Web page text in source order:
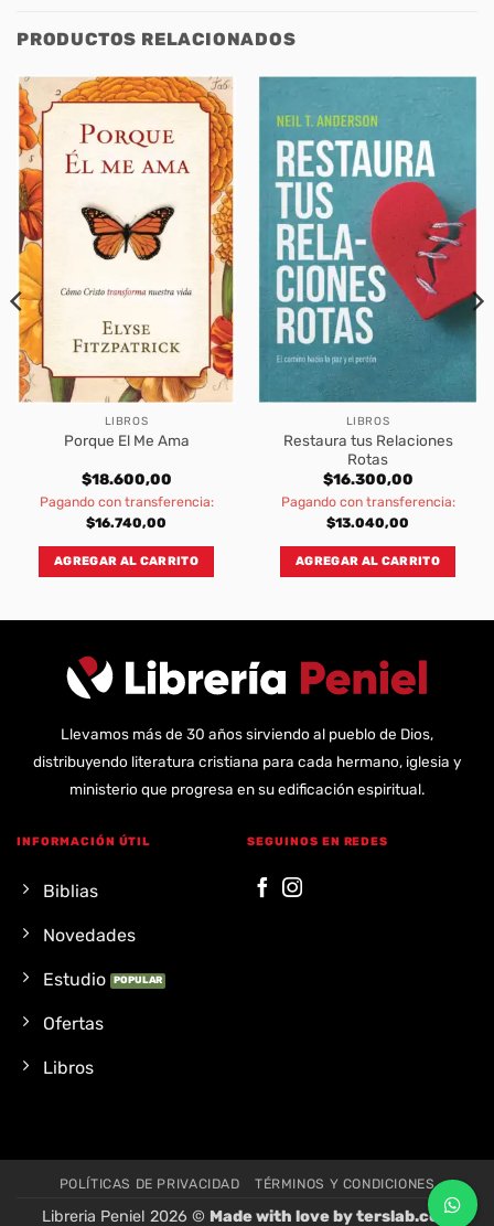
PRODUCTOS RELACIONADOS
LIBROS
Porque El Me Ama
$18.600,00
Pagando con transferencia:
$16.740,00
AGREGAR AL CARRITO
LIBROS
Restaura tus Relaciones
Rotas
$16.300,00
Pagando con transferencia:
$13.040,00
AGREGAR AL CARRITO
Llevamos más de 30 años sirviendo al pueblo de Dios,
distribuyendo literatura cristiana para cada hermano, iglesia y
ministerio que progresa en su edificación espiritual.
INFORMACIÓN ÚTIL
Biblias
Novedades
Estudio
Ofertas
Libros
SEGUINOS EN REDES
POLÍTICAS DE PRIVACIDAD TÉRMINOS Y CONDICIONES
Libreria Peniel 2026 © Made with love byterslab.com